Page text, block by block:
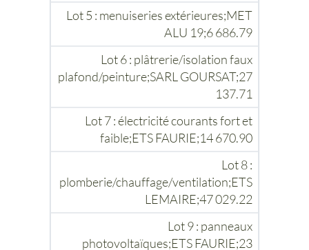
Lot 5 : menuiseries extérieures;MET
ALU 19;6 686.79
Lot 6 : plâtrerie/isolation faux
plafond/peinture;SARL GOURSAT;27
137.71
Lot 7 : électricité courants fort et
faible;ETS FAURIE;14 670.90
Lot 8 :
plomberie/chauffage/ventilation;ETS
LEMAIRE;47 029.22
Lot 9 : panneaux
photovoltaïques;ETS FAURIE;23